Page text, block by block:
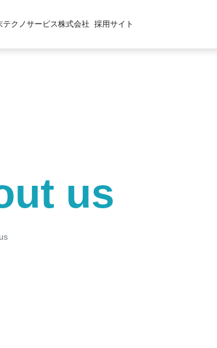
テクノサービス株式会社 採用サイト
us